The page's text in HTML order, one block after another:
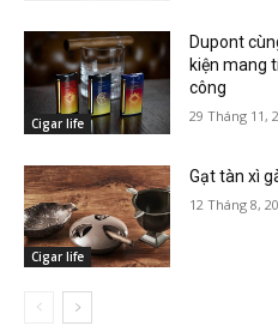
Cigar life
Dupont
kiện mang
công
29 Tháng 11,
Cigar life
Gạt tàn xì
12 Tháng 8,